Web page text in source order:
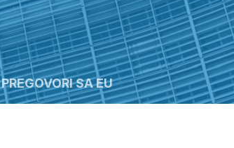
PREGOVORI SA EU